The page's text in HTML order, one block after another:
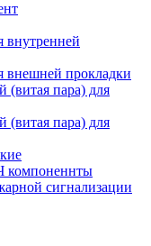
внутренней
внешней прокладки
(витая пара) для
(витая пара) для
компоненнты
сигнализации